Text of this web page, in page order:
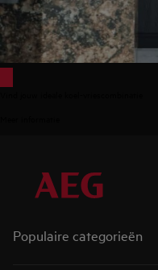
Populaire categorieën